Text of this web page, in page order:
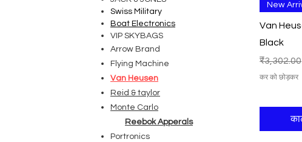
New
Van
Black
नियमित मूल्य
₹3,302.00
कर को छोड़कर
Swiss Military
Boat Electronics
VIP SKYBAGS
Arrow Brand
Flying Machine
Van Heusen
Reid & taylor
Monte Carlo
Reebok Apperals
Portronics